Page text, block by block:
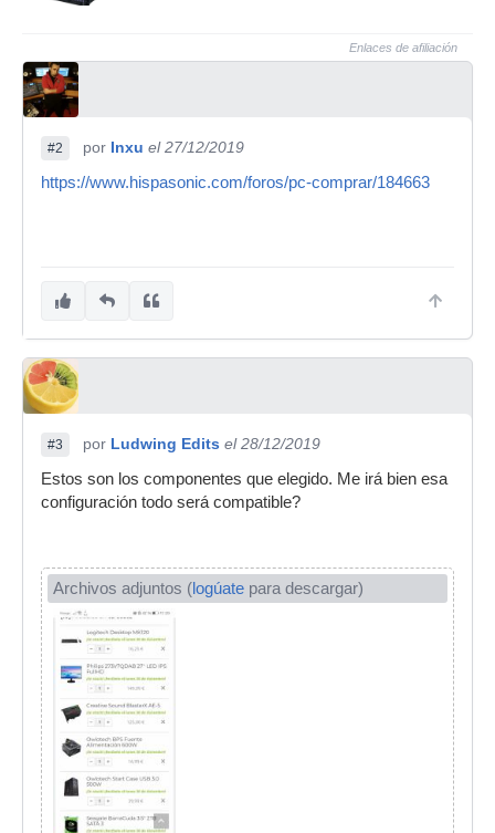
Enlaces de afiliación
#2 por Inxu el 27/12/2019
https://www.hispasonic.com/foros/pc-comprar/184663
#3 por Ludwing Edits el 28/12/2019
Estos son los componentes que elegido. Me irá bien esa
configuración todo será compatible?
Archivos adjuntos (logúate para descargar)